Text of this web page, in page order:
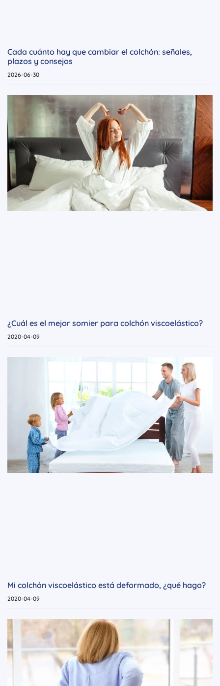
Cada cuánto hay que cambiar el colchón: señales,
plazos y consejos
2026-06-30
¿Cuál es el mejor somier para colchón viscoelástico?
2020-04-09
Mi colchón viscoelástico está deformado, ¿qué hago?
2020-04-09